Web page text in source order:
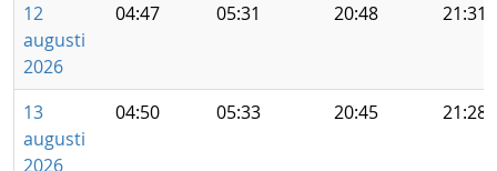
12
augusti
2026
04:47 05:31 20:48 21:31
13
augusti
2026
04:50 05:33 20:45 21:28